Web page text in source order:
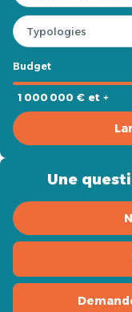
Budget
1 000 000 € et +
Une